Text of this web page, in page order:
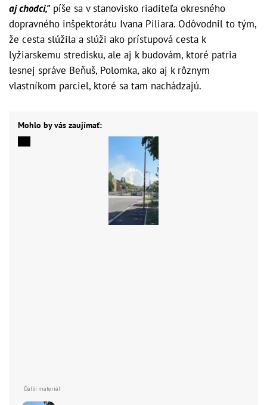
aj chodci," píše sa v stanovisko riaditeľa okresného
dopravného inšpektorátu Ivana Piliara. Odôvodnil to tým,
že cesta slúžila a slúži ako prístupová cesta k
lyžiarskemu stredisku, ale aj k budovám, ktoré patria
lesnej správe Beňuš, Polomka, ako aj k rôznym
vlastníkom parciel, ktoré sa tam nachádzajú.
Mohlo by vás zaujímať: